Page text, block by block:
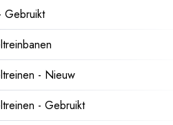
Gebruikt
- Nieuw
- Gebruikt